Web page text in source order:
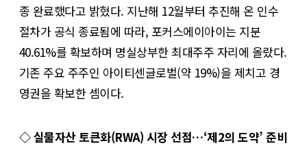
종 완료했다고 밝혔다. 지난해 12월부터 추진해 온 인수
절차가 공식 종료됨에 따라, 포커스에이아이는 지분
40.61%를 확보하며 명실상부한 최대주주 자리에 올랐다.
기존 주요 주주인 아이티센글로벌(약 19%)을 제치고 경
영권을 확보한 셈이다.
◇ 실물자산 토큰화(RWA) 시장 선점…‘제2의 도약’ 준비